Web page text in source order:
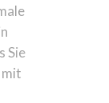
Sie
mit